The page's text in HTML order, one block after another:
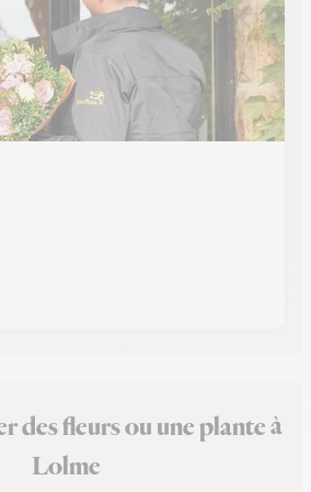
des fleurs ou une plante à
Lolme